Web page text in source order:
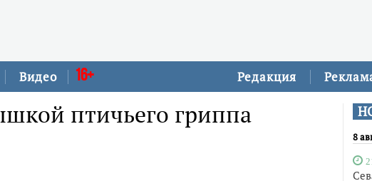
Редакция
Видео 16+
8
птичьего гриппа